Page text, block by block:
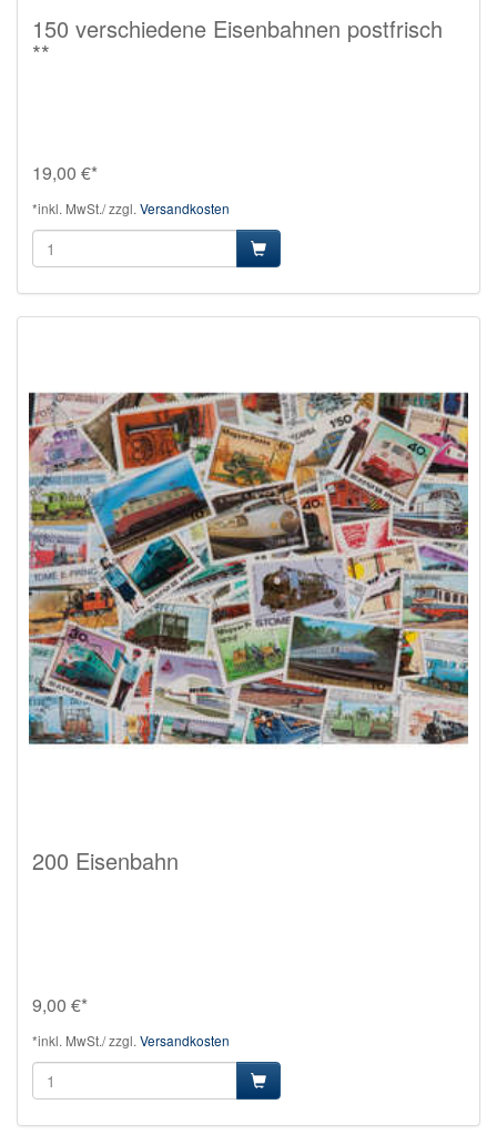
150 verschiedene Eisenbahnen postfrisch
**
19,00 €*
*inkl. MwSt./ zzgl. Versandkosten
200 Eisenbahn
9,00 €*
*inkl. MwSt./ zzgl. Versandkosten